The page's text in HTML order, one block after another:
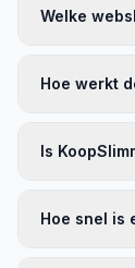
Welke
Hoe werkt
Is
Hoe snel is